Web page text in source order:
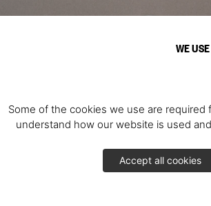
WE
Some of the cookies we use are
understand how our website is used
Accept all cookies